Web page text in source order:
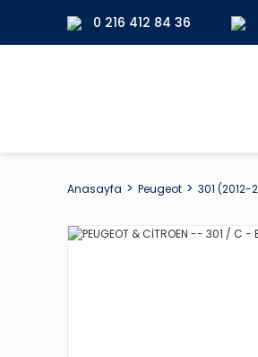
0 216 412 84 36
Anasayfa Peugeot 301 (2012-